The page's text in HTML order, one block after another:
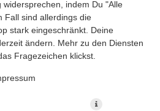
indem Du "Alle
Fall sind allerdings die
stark eingeschränkt. Deine
ändern. Mehr zu den Diensten
Fragezeichen klickst.